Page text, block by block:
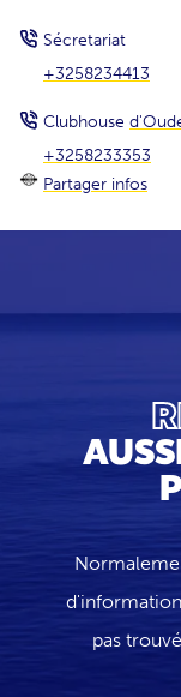
Sécretariat
+3258234413
Clubhouse
+3258233353
Partager infos
pas